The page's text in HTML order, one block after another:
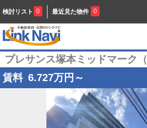
検討リスト 0 最近見た物件 0
プレサンス塚本ミッドマーク（
賃料 6.727万円～